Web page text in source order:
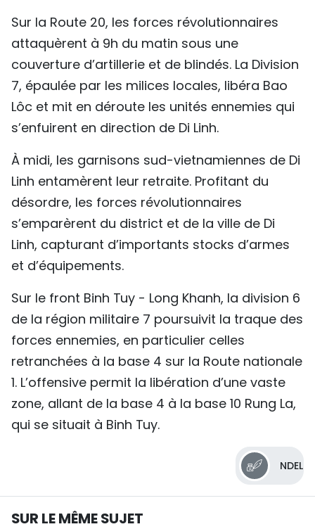
Sur la Route 20, les forces révolutionnaires
attaquèrent à 9h du matin sous une
couverture d’artillerie et de blindés. La Division
7, épaulée par les milices locales, libéra Bao
Lôc et mit en déroute les unités ennemies qui
s’enfuirent en direction de Di Linh.
À midi, les garnisons sud-vietnamiennes de Di
Linh entamèrent leur retraite. Profitant du
désordre, les forces révolutionnaires
s’emparèrent du district et de la ville de Di
Linh, capturant d’importants stocks d’armes
et d’équipements.
Sur le front Binh Tuy - Long Khanh, la division 6
de la région militaire 7 poursuivit la traque des
forces ennemies, en particulier celles
retranchées à la base 4 sur la Route nationale
1. L’offensive permit la libération d’une vaste
zone, allant de la base 4 à la base 10 Rung La,
qui se situait à Binh Tuy.
NDEL
SUR LE MÊME SUJET